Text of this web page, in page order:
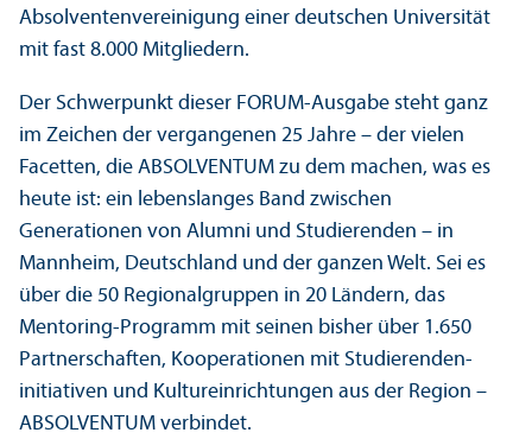
Absolventenvereinigung einer deutschen Universität
mit fast 8.000 Mitgliedern.
Der Schwerpunkt dieser FORUM-Ausgabe steht ganz
im Zeichen der vergangenen 25 Jahre – der vielen
Facetten, die ABSOLVENTUM zu dem machen, was es
heute ist: ein lebens­langes Band zwischen
Generationen von Alumni und Studierenden – in
Mannheim, Deutschland und der ganzen Welt. Sei es
über die 50 Regional­gruppen in 20 Ländern, das
Mentoring-Programm mit seinen bisher über 1.650
Partner­schaften, Kooperationen mit Studierenden­
initiativen und Kultur­einrichtungen aus der Region –
ABSOLVENTUM verbindet.